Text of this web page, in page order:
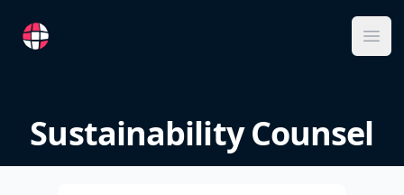
RemoteFR
Sustainability Counsel